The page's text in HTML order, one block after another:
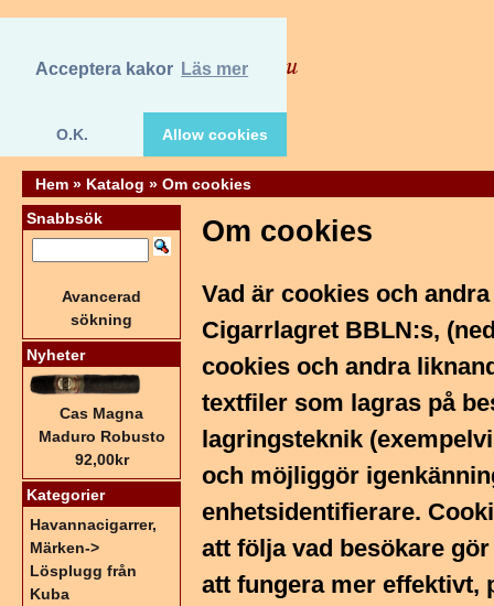
Acceptera kakor Läs mer
O.K. Allow cookies
Hem » Katalog » Om cookies
Om cookies
Vad är cookies och
Cigarrlagret BBLN:s,
cookies och andra
textfiler som lagras på
lagringsteknik
och möjliggör
enhetsidentifierare.
att följa vad besökare
att fungera mer effektivt,
Snabbsök
Avancerad
sökning
Nyheter
Cas Magna
Maduro Robusto
92,00kr
Kategorier
Havannacigarrer,
Märken->
Lösplugg från
Kuba